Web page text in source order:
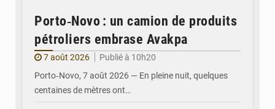
Porto‑Novo : un camion de produits
pétroliers embrase Avakpa
7 août 2026
Publié à 10h20
Porto‑Novo, 7 août 2026 — En pleine nuit, quelques
centaines de mètres ont…